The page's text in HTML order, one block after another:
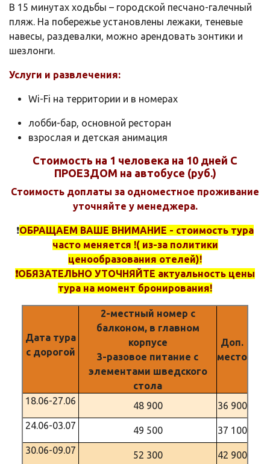
В 15 минутах ходьбы – городской песчано-галечный
пляж. На побережье установлены лежаки, теневые
навесы, раздевалки, можно арендовать зонтики и
шезлонги.
Услуги и развлечения:
Wi-Fi на территории и в номерах
лобби-бар, основной ресторан
взрослая и детская анимация
Стоимость на 1 человека на 10 дней С
ПРОЕЗДОМ на автобусе (руб.)
Стоимость доплаты за одноместное проживание
уточняйте у менеджера.
❗️ОБРАЩАЕМ ВАШЕ ВНИМАНИЕ - стоимость тура
часто меняется !( из-за политики
ценообразования отелей)!
❗️ОБЯЗАТЕЛЬНО УТОЧНЯЙТЕ актуальность цены
тура на момент бронирования!
Дата тура
с дорогой
2-местный номер с
балконом, в главном
корпусе
3-разовое питание с
элементами шведского
стола
Доп.
место
18.06-27.06 48 900
36 900
24.06-03.07
49 500
37 100
30.06-09.07
52 300
42 900